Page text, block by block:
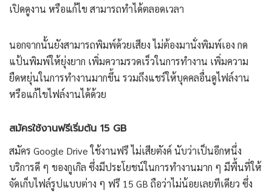
เปิดดูงาน หรือแก้ไข สามารถทำได้ตลอดเวลา
นอกจากนั้นยังสามารถพิมพ์ด้วยเสียง ไม่ต้องมานั่งพิมพ์เอง กด
แป้นพิมพ์ให้ยุ่งยาก เพิ่มความรวดเร็วในการทำงาน เพิ่มความ
ยืดหยุ่นในการทำงานมากขึ้น รวมถึงแชร์ให้บุคคลอื่นดูไฟล์งาน
หรือแก้ไขไฟล์งานได้ด้วย
สมัครใช้งานฟรีเริ่มต้น 15 GB
สมัคร Google Drive ใช้งานฟรี ไม่เสียตังค์ นับว่าเป็นอีกหนึ่ง
บริการดี ๆ ของกูเกิล ซึ่งมีประโยชน์ในการทำงานมาก ๆ มีพื้นที่ให้
จัดเก็บไฟล์รูปแบบต่าง ๆ ฟรี 15 GB ถือว่าไม่น้อยเลยทีเดียว ซึ่ง